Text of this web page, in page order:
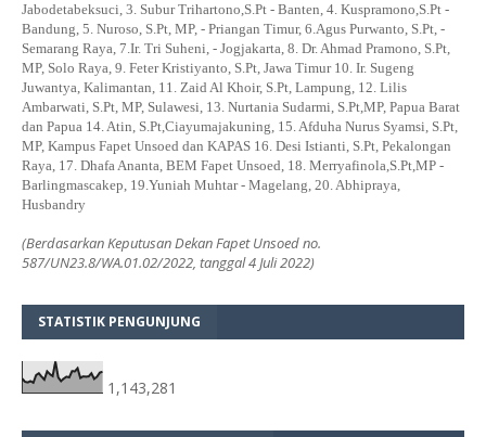
Jabodetabeksuci, 3. Subur Trihartono,S.Pt - Banten, 4. Kuspramono,S.Pt -
Bandung, 5. Nuroso, S.Pt, MP, - Priangan Timur, 6.Agus Purwanto, S.Pt, -
Semarang Raya, 7.Ir. Tri Suheni, - Jogjakarta, 8. Dr. Ahmad Pramono, S.Pt,
MP, Solo Raya, 9. Feter Kristiyanto, S.Pt, Jawa Timur 10. Ir. Sugeng
Juwantya, Kalimantan, 11. Zaid Al Khoir, S.Pt, Lampung, 12. Lilis
Ambarwati, S.Pt, MP, Sulawesi, 13. Nurtania Sudarmi, S.Pt,MP, Papua Barat
dan Papua 14. Atin, S.Pt,Ciayumajakuning, 15. Afduha Nurus Syamsi, S.Pt,
MP, Kampus Fapet Unsoed dan KAPAS 16. Desi Istianti, S.Pt, Pekalongan
Raya, 17. Dhafa Ananta, BEM Fapet Unsoed, 18. Merryafinola,S.Pt,MP -
Barlingmascakep, 19.Yuniah Muhtar - Magelang, 20. Abhipraya,
Husbandry
(Berdasarkan Keputusan Dekan Fapet Unsoed no.
587/UN23.8/WA.01.02/2022, tanggal 4 Juli 2022)
STATISTIK PENGUNJUNG
1,143,281